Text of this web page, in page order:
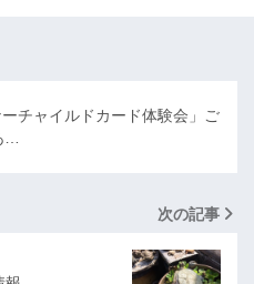
チャイルドカード体験会」ご
…
次の記事